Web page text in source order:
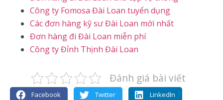
Công ty Fomosa Đài Loan tuyển dụng
Các đơn hàng kỹ sư Đài Loan mới nhất
Đơn hàng đi Đài Loan miễn phí
Công ty Đỉnh Thịnh Đài Loan
Đánh giá bài viết
Facebook Twitter LinkedIn